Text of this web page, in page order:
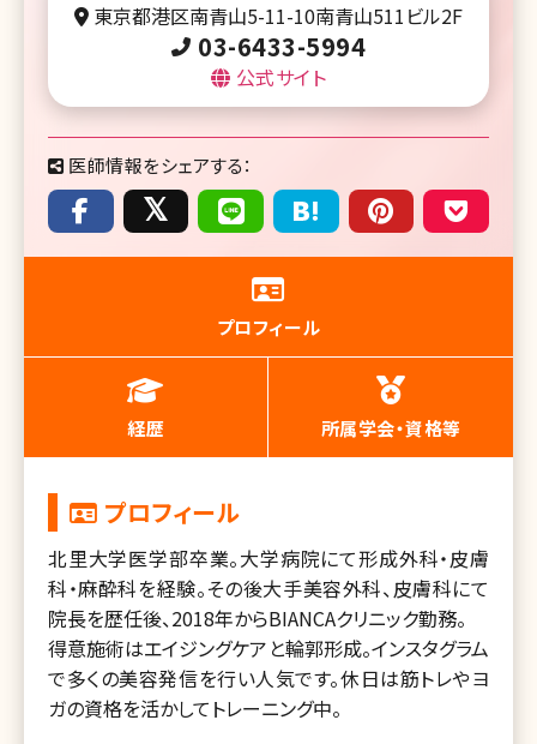
東京都港区南青山5-11-10南青山511ビル2F
03-6433-5994
公式サイト
医師情報をシェアする：
プロフィール
経歴 所属学会・資格等
プロフィール
北里大学医学部卒業。大学病院にて形成外科・皮膚
科・麻酔科を経験。その後大手美容外科、皮膚科にて
院長を歴任後、2018年からBIANCAクリニック勤務。
得意施術はエイジングケアと輪郭形成。インスタグラム
で多くの美容発信を行い人気です。休日は筋トレやヨ
ガの資格を活かしてトレーニング中。